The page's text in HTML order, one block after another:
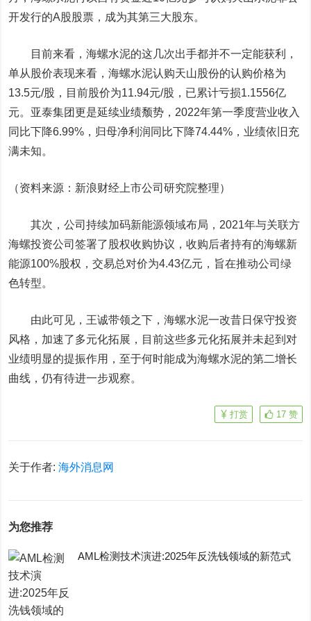
开发行的A股股票，成为其第三大股东。
目前来看，海螺水泥的这几次出手都并不一定能获利，
单从股价表现来看，海螺水泥认购天山股份的认购价格为
13.5元/股，目前股价为11.94元/股，已累计亏损1.1556亿
元。亚泰集团更是延续业绩颓势，2022年第一季度营业收入
同比下降6.99%，归母净利润同比下降74.44%，业绩依旧充
满未知。
（资料来源：新浪财经上市公司研究院整理）
其次，公司持续加码新能源领域布局，2021年与关联方
海螺投资公司签署了股权收购协议，收购后者持有的海螺新
能源100%股权，交易总对价为4.43亿元，旨在推动公司绿
色转型。
由此可见，王诚带领之下，海螺水泥一改昔日保守投资
风格，加速了多元化拓展，目前这些多元化拓展并未起到对
业绩明显的提振作用，至于何时能成为海螺水泥的第二增长
曲线，仍有待进一步观察。
17 赞
打赏
关于作者:海外消息网
为您推荐
AML检测技术演进:2025年反洗钱领域的新范式